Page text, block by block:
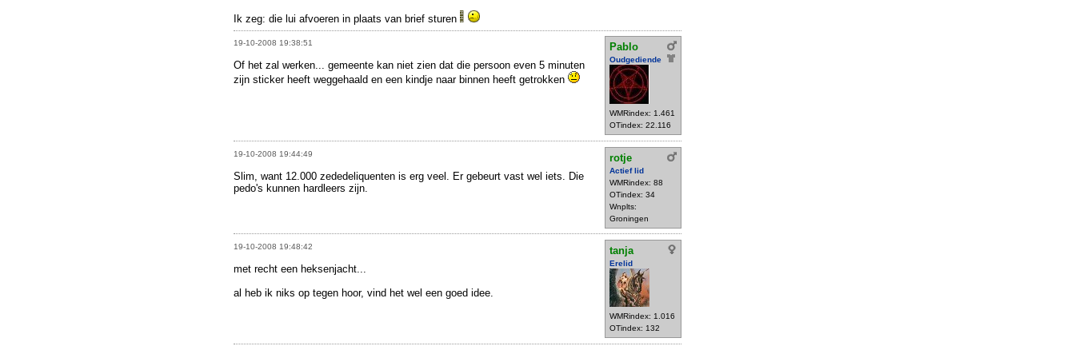
Ik zeg: die lui afvoeren in plaats van brief sturen
19-10-2008 19:38:51 Pablo
Oudgediende
WMRindex: 1.461
OTindex: 22.116
Of het zal werken... gemeente kan niet zien dat die persoon even 5 minuten
zijn sticker heeft weggehaald en een kindje naar binnen heeft getrokken
19-10-2008 19:44:49 rotje
Actief lid
WMRindex: 88
OTindex: 34
Wnplts:
Groningen
Slim, want 12.000 zededeliquenten is erg veel. Er gebeurt vast wel iets. Die
pedo's kunnen hardleers zijn.
19-10-2008 19:48:42 tanja
Erelid
WMRindex: 1.016
OTindex: 132
met recht een heksenjacht...
al heb ik niks op tegen hoor, vind het wel een goed idee.